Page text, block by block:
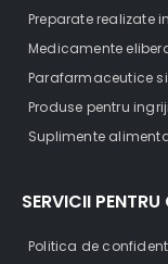
Preparate realizate
Medicamente
Parafarmaceutice
Produse pentru
Suplimente
SERVICII PENTRU
Politica de